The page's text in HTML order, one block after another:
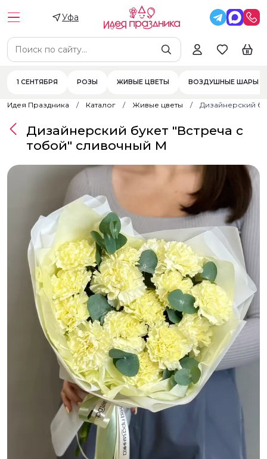
Уфа
1 СЕНТЯБРЯ РОЗЫ ЖИВЫЕ ЦВЕТЫ ВОЗДУШНЫЕ ШАРЫ
Идея Праздника Каталог Живые цветы Дизайнерский
Дизайнерский букет "Встреча с
тобой" сливочный M